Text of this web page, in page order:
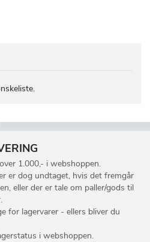
1.000,- i webshoppen.
er dog undtaget, hvis det fremgår
eller der er tale om paller/gods til
for lagervarer - ellers bliver du
i webshoppen.